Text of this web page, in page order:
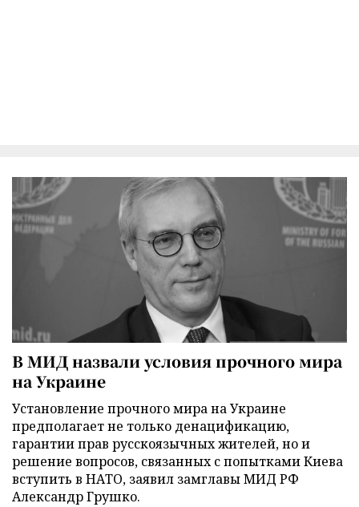
В МИД назвали условия прочного мира
на Украине
Установление прочного мира на Украине
предполагает не только денацификацию,
гарантии прав русскоязычных жителей, но и
решение вопросов, связанных с попытками Киева
вступить в НАТО, заявил замглавы МИД РФ
Александр Грушко.